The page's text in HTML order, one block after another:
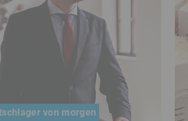
von morgen